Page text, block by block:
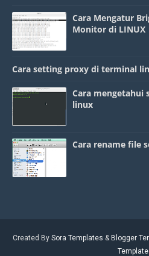
Cara Mengatur
Monitor di LINUX
Cara setting proxy di terminal
Cara
linux
Cara rename file
Created By Sora Templates & Blogger